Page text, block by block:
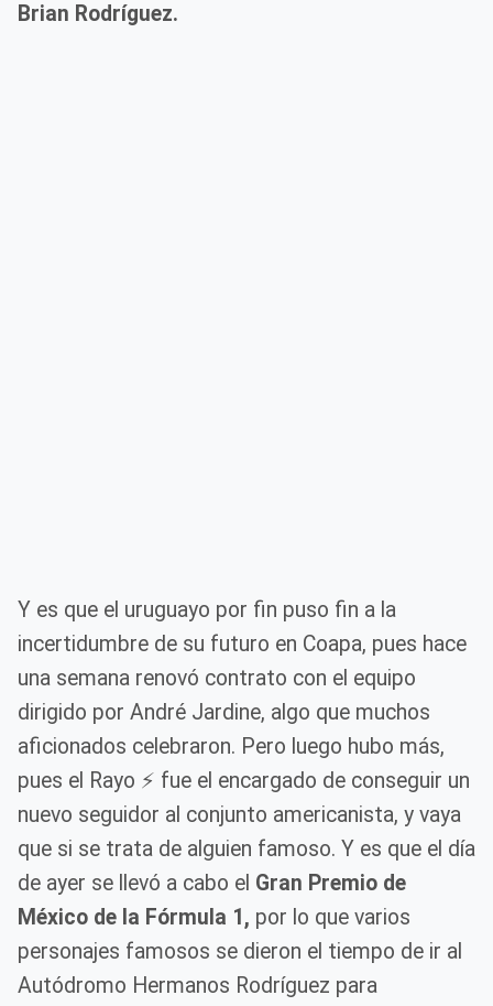
Brian Rodríguez.
Y es que el uruguayo por fin puso fin a la
incertidumbre de su futuro en Coapa, pues hace
una semana renovó contrato con el equipo
dirigido por André Jardine, algo que muchos
aficionados celebraron. Pero luego hubo más,
pues el Rayo ⚡️ fue el encargado de conseguir un
nuevo seguidor al conjunto americanista, y vaya
que si se trata de alguien famoso. Y es que el día
de ayer se llevó a cabo el Gran Premio de
México de la Fórmula 1, por lo que varios
personajes famosos se dieron el tiempo de ir al
Autódromo Hermanos Rodríguez para